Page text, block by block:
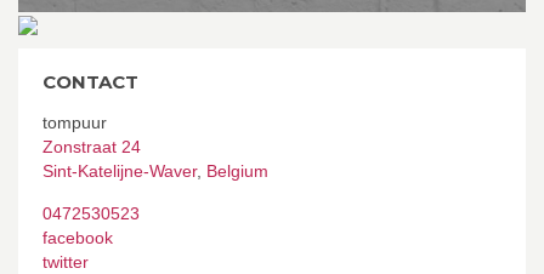
CONTACT
tompuur
Zonstraat 24
Sint-Katelijne-Waver, Belgium
0472530523
facebook
twitter